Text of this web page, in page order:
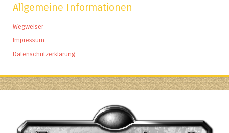
Allgemeine Informationen
Wegweiser
Impressum
Datenschutzerklärung